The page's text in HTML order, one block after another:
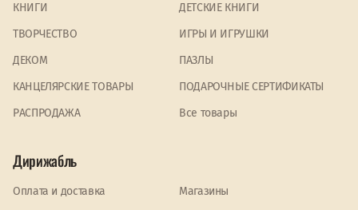
КНИГИ
ДЕТСКИЕ КНИГИ
ТВОРЧЕСТВО
ИГРЫ И ИГРУШКИ
ДЕКОМ
ПАЗЛЫ
КАНЦЕЛЯРСКИЕ ТОВАРЫ
ПОДАРОЧНЫЕ СЕРТИФИКАТЫ
PАСПРОДАЖА
Все товары
Дирижабль
Оплата и доставка
Магазины